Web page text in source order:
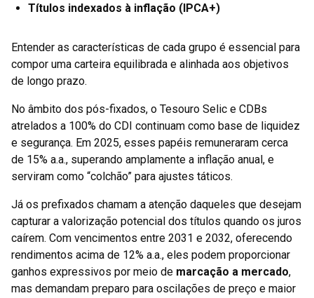
Títulos indexados à inflação (IPCA+)
Entender as características de cada grupo é essencial para
compor uma carteira equilibrada e alinhada aos objetivos
de longo prazo.
No âmbito dos pós-fixados, o Tesouro Selic e CDBs
atrelados a 100% do CDI continuam como base de liquidez
e segurança. Em 2025, esses papéis remuneraram cerca
de 15% a.a., superando amplamente a inflação anual, e
serviram como “colchão” para ajustes táticos.
Já os prefixados chamam a atenção daqueles que desejam
capturar a valorização potencial dos títulos quando os juros
caírem. Com vencimentos entre 2031 e 2032, oferecendo
rendimentos acima de 12% a.a., eles podem proporcionar
ganhos expressivos por meio de marcação a mercado,
mas demandam preparo para oscilações de preço e maior